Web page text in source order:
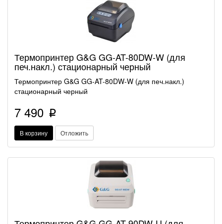
Термопринтер G&G GG-AT-80DW-W (для
печ.накл.) стационарный черный
Термопринтер G&G GG-AT-80DW-W (для печ.накл.)
стационарный черный
7 490 p
В корзину Отложить